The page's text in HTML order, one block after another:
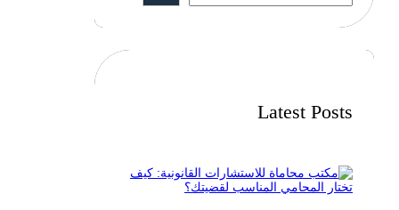
a
r
Latest Posts